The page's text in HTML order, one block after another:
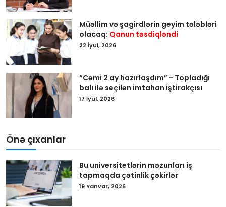
Müəllim və şagirdlərin geyim tələbləri
olacaq: Qanun təsdiqləndi
22 İyul, 2026
“Cəmi 2 ay hazırlaşdım” - Topladığı
balı ilə seçilən imtahan iştirakçısı
17 İyul, 2026
Önə çıxanlar
Bu universitetlərin məzunları iş
tapmaqda çətinlik çəkirlər
19 Yanvar, 2026